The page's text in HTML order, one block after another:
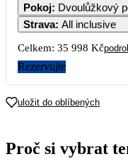
Pokoj: Dvoulůžkový
Strava: All inclusive
Celkem: 35 998 Kč
Rezervujte
uložit do oblíbených
Proč si vybrat